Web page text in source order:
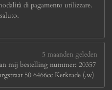
di pagamento utilizzare.
5 maanden geleden
mij bestelling nummer: 20357
50 6466cc Kerkrade (,w)